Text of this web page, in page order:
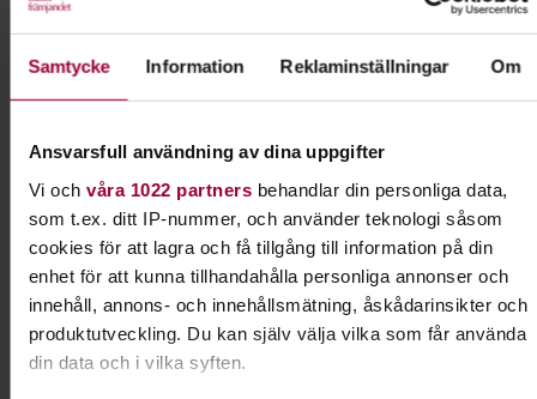
Samtycke Information Reklaminställningar Om
Ansvarsfull användning av dina uppgifter
Vi och våra 1022 partnersbehandlar din personliga data,
som t.ex. ditt IP-nummer, och använder teknologi såsom
cookies för att lagra och få tillgång till information på din
enhet för att kunna tillhandahålla personliga annonser och
innehåll, annons- och innehållsmätning, åskådarinsikter och
produktutveckling. Du kan själv välja vilka som får använda
din data och i vilka syften.
Under utbildningen får du:
• Lära dig vad rollen som cirkelledare innebär
• Förstå hur du leder en grupp och skapar en trygg
• Lära dig om folkbildning – vad det är och varför det är
viktigt
• Få verktyg för att bygga en fungerande grupp med
trygghet och delaktighet